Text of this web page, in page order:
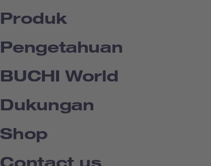
Produk
Pengetahuan
BUCHI World
Dukungan
Shop
Contact us